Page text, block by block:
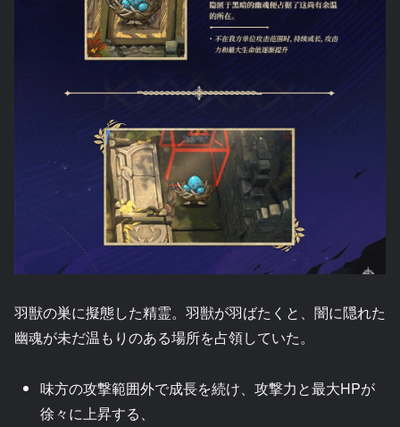
羽獣の巣に擬態した精霊。羽獣が羽ばたくと、闇に隠れた
幽魂が未だ温もりのある場所を占領していた。
味方の攻撃範囲外で成長を続け、攻撃力と最大HPが
徐々に上昇する、